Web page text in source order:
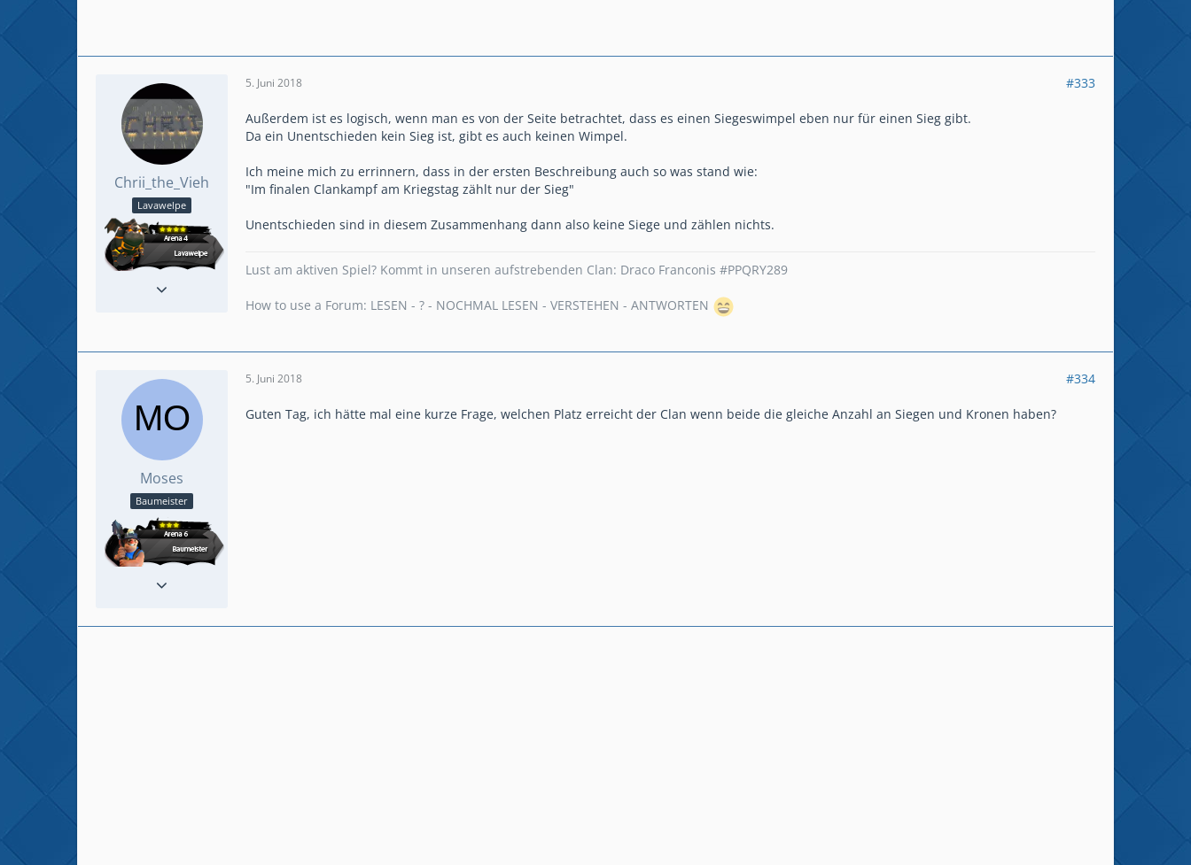
Chrii_the_Vieh
Lavawelpe
5. Juni 2018 #333
Außerdem ist es logisch, wenn man es von der Seite betrachtet, dass es einen Siegeswimpel eben nur für einen Sieg gibt.
Da ein Unentschieden kein Sieg ist, gibt es auch keinen Wimpel.
Ich meine mich zu errinnern, dass in der ersten Beschreibung auch so was stand wie:
"Im finalen Clankampf am Kriegstag zählt nur der Sieg"
Unentschieden sind in diesem Zusammenhang dann also keine Siege und zählen nichts.
Lust am aktiven Spiel? Kommt in unseren aufstrebenden Clan: Draco Franconis #PPQRY289
How to use a Forum: LESEN - ? - NOCHMAL LESEN - VERSTEHEN - ANTWORTEN
Moses
Baumeister
5. Juni 2018 #334
Guten Tag, ich hätte mal eine kurze Frage, welchen Platz erreicht der Clan wenn beide die gleiche Anzahl an Siegen und Kronen haben?